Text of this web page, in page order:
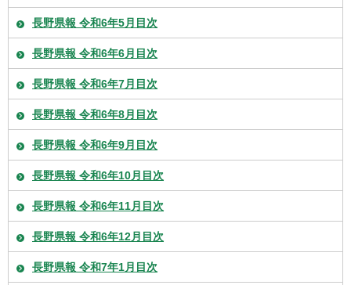
長野県報 令和6年5月目次
長野県報 令和6年6月目次
長野県報 令和6年7月目次
長野県報 令和6年8月目次
長野県報 令和6年9月目次
長野県報 令和6年10月目次
長野県報 令和6年11月目次
長野県報 令和6年12月目次
長野県報 令和7年1月目次